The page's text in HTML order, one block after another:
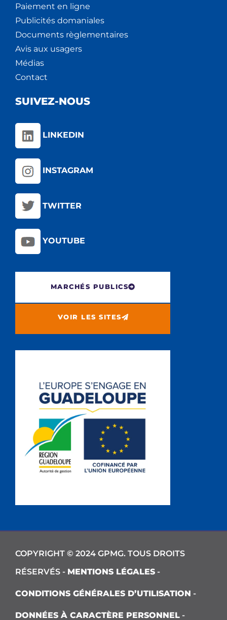
Paiement en ligne
Publicités domaniales
Documents règlementaires
Avis aux usagers
Médias
Contact
SUIVEZ-NOUS
LINKEDIN
INSTAGRAM
TWITTER
YOUTUBE
MARCHÉS PUBLICS
VOIR LES SITES
COPYRIGHT © 2024 GPMG. TOUS DROITS
RÉSERVÉS - MENTIONS LÉGALES -
CONDITIONS GÉNÉRALES D’UTILISATION -
DONNÉES À CARACTÈRE PERSONNEL -